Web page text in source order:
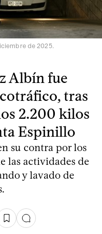
de 2025.
Albín fue
tras
2.200 kilos
Espinillo
su contra por los
las actividades de
y lavado de